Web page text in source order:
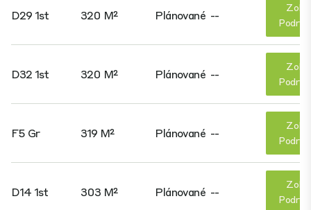
D29 1st 320 M² Plánované --
D32 1st 320 M² Plánované --
F5 Gr 319 M² Plánované --
D14 1st 303 M² Plánované --